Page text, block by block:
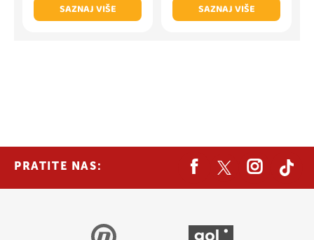
SAZNAJ VIŠE
SAZNAJ VIŠE
PRATITE NAS: